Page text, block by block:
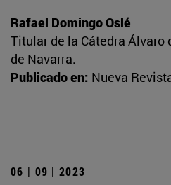
Rafael Domingo Oslé
Titular de la Cátedra Álvaro
de Navarra.
Publicado en: Nueva
06 | 09 | 2023